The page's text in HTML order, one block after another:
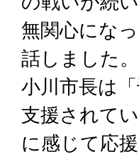
無関心にな
話しました。
小川市長は
支援されて
に感じて応